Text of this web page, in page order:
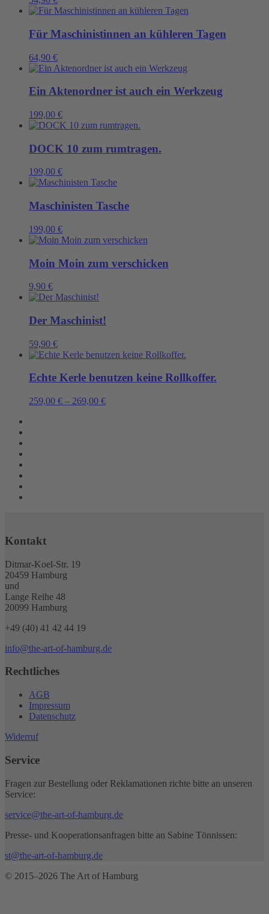
Für Maschinistinnen an kühleren Tagen
64,90 €
Ein Aktenordner ist auch ein Werkzeug
199,00 €
DOCK 10 zum rumtragen.
199,00 €
Maschinisten Tasche
199,00 €
Moin Moin zum verschicken
9,90 €
Der Maschinist!
59,90 €
Echte Kerle benutzen keine Rollkoffer.
259,00 € – 269,00 €
Kontakt
Ditmar-Koel-Str. 19
20459 Hamburg
und
Lange Reihe 48
20099 Hamburg
+49 (40) 41 42 44 19
info@the-art-of-hamburg.de
Rechtliches
AGB
Impressum
Datenschutz
Widerruf
Service
Fragen zur Bestellung oder Reklamationen richte bitte an unseren
Service:
service@the-art-of-hamburg.de
Presse- und Kooperationsanfragen bitte an Sabine Tönnissen:
st@the-art-of-hamburg.de
© 2015–2026 The Art of Hamburg